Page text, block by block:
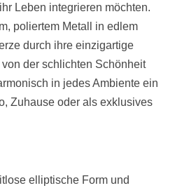
Leben integrieren möchten.
poliertem Metall in edlem
durch ihre einzigartige
der schlichten Schönheit
in jedes Ambiente ein
Zuhause oder als exklusives
elliptische Form und